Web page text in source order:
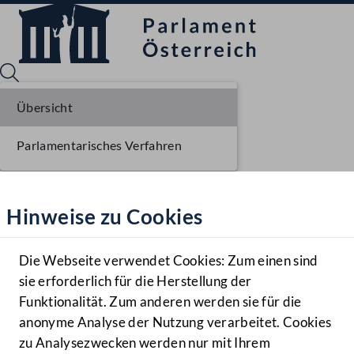
Hilfe
Benutzer
Navigationsmenü öffnen
MENÜ
Hinweise zu Cookies
Die Webseite verwendet Cookies: Zum einen sind
sie erforderlich für die Herstellung der
Funktionalität. Zum anderen werden sie für die
anonyme Analyse der Nutzung verarbeitet. Cookies
zu Analysezwecken werden nur mit Ihrem
Übersicht
Parlamentarisches Verfahren